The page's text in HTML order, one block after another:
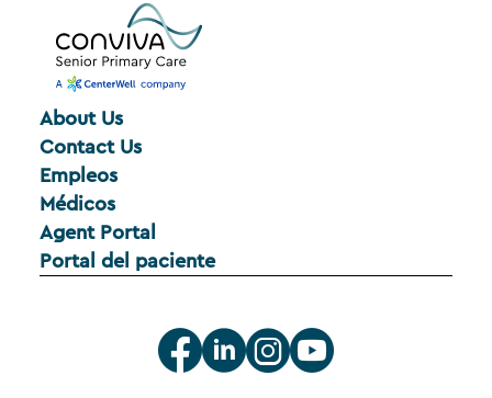
About Us
Contact Us
Empleos
Médicos
Agent Portal
Portal del paciente